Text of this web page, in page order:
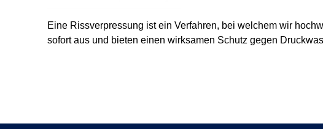
Eine Rissverpressung ist ein Verfahren, bei welchem wir
sofort aus und bieten einen wirksamen Schutz gegen